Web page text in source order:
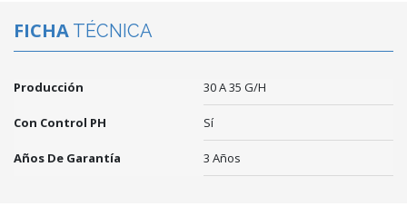
FICHA TÉCNICA
Producción 30 A 35 G/h
Con Control PH Sí
Años De Garantía 3 Años